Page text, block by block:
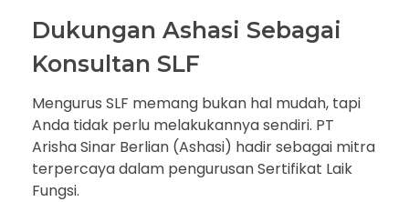
Dukungan Ashasi Sebagai
Konsultan SLF
Mengurus SLF memang bukan hal mudah, tapi
Anda tidak perlu melakukannya sendiri. PT
Arisha Sinar Berlian (Ashasi) hadir sebagai mitra
terpercaya dalam pengurusan Sertifikat Laik
Fungsi.